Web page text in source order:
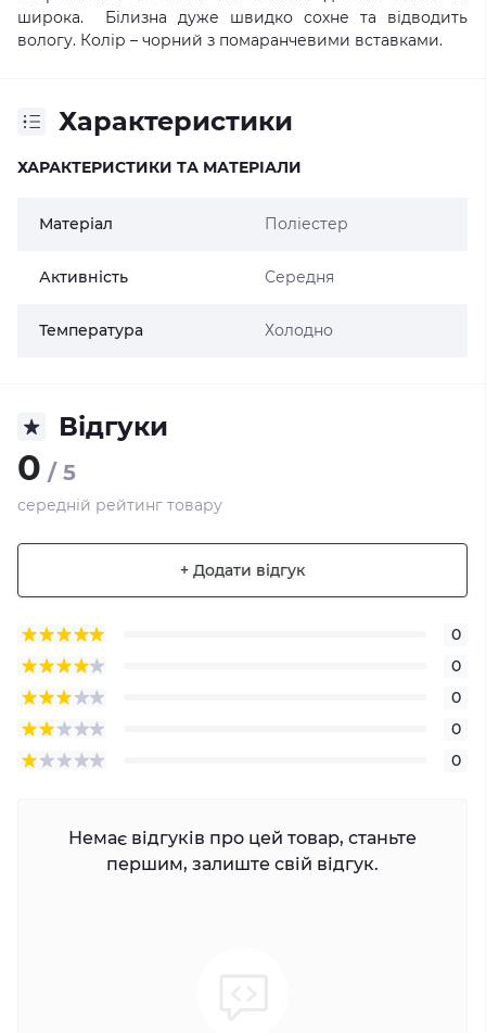
широка. Білизна дуже швидко сохне та відводить
вологу. Колір – чорний з помаранчевими вставками.
Характеристики
ХАРАКТЕРИСТИКИ ТА МАТЕРІАЛИ
Матеріал Поліестер
Активність Середня
Температура Холодно
Відгуки
0 / 5
середній рейтинг товару
+ Додати відгук
0
0
0
0
0
Немає відгуків про цей товар, станьте
першим, залиште свій відгук.